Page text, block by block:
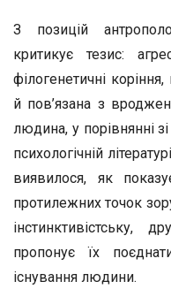
З позицій
критикує тезис:
філогенетичні
й пов’язана з
людина, у порівнянні
психологічній
виявилося, як
протилежних точок
інстинктивістську,
пропонує їх
існування людини.